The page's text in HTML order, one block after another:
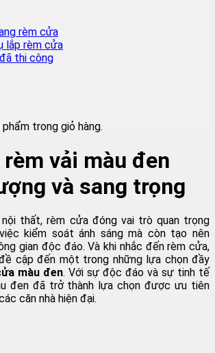
rèm cửa
lắp rèm cửa
thi công
trong giỏ hàng.
vải màu đen
và sang trọng
nội thất, rèm cửa đóng vai trò quan trọng
kiểm soát ánh sáng mà còn tạo nên
gian độc đáo. Và khi nhắc đến rèm cửa,
cập đến một trong những lựa chọn đầy
màu đen. Với sự độc đáo và sự tinh tế
đen đã trở thành lựa chọn được ưu tiên
căn nhà hiện đại.